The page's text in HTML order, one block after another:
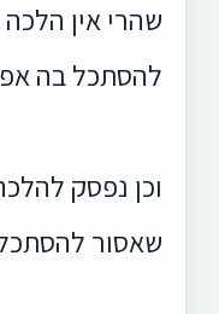
שהרי אין
להסתכל בה
וכן נפסק
שאסור